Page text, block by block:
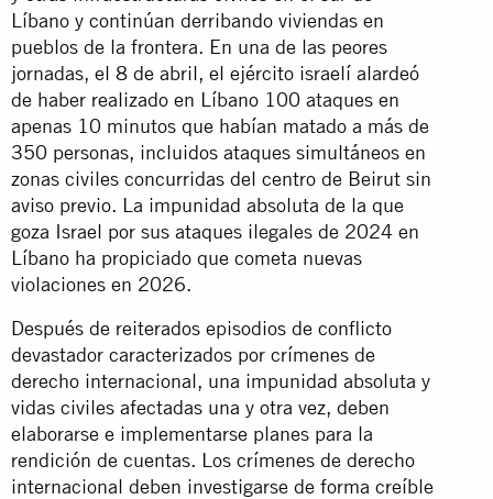
Líbano y continúan derribando viviendas en
pueblos de la frontera. En una de las peores
jornadas, el 8 de abril, el ejército israelí alardeó
de haber realizado en Líbano 100 ataques en
apenas 10 minutos que habían matado a más de
350 personas, incluidos ataques simultáneos en
zonas civiles concurridas del centro de Beirut sin
aviso previo. La impunidad absoluta de la que
goza Israel por sus ataques ilegales de 2024 en
Líbano ha propiciado que cometa nuevas
violaciones en 2026.
Después de reiterados episodios de conflicto
devastador caracterizados por crímenes de
derecho internacional, una impunidad absoluta y
vidas civiles afectadas una y otra vez, deben
elaborarse e implementarse planes para la
rendición de cuentas. Los crímenes de derecho
internacional deben investigarse de forma creíble